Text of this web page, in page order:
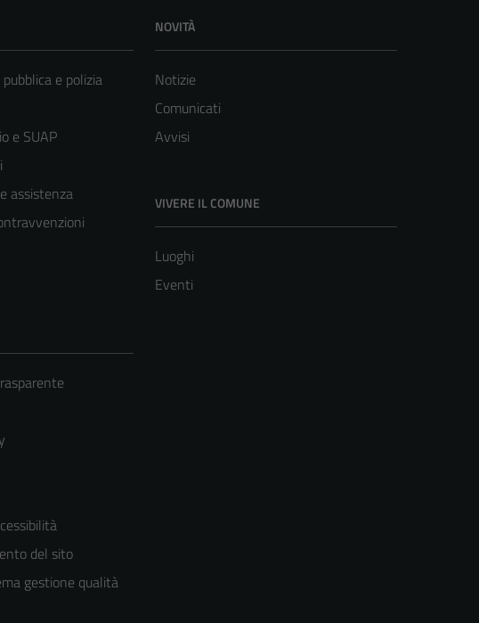
e polizia
e SUAP
assistenza
NOVITÀ
Notizie
Comunicati
Avvisi
VIVERE IL COMUNE
Luoghi
Eventi
del sito
gestione qualità